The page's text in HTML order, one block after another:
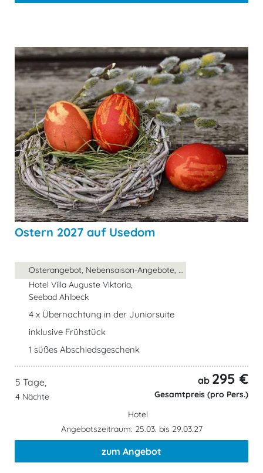
Ostern 2027 auf Usedom
Osterangebot, Nebensaison-Angebote, ...
Hotel Villa Auguste Viktoria,
Seebad Ahlbeck
4 x Übernachtung in der Juniorsuite
inklusive Frühstück
1 süßes Abschiedsgeschenk
5 Tage,
4 Nächte
ab 295 €
Gesamtpreis (pro Pers.)
Hotel
Angebotszeitraum: 25.03. bis 29.03.27
zum Angebot